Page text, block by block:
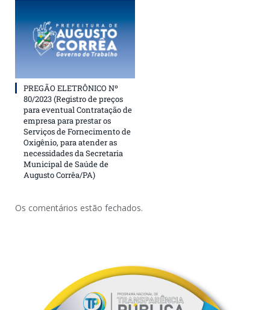
PREGÃO ELETRÔNICO Nº
80/2023 (Registro de preços
para eventual Contratação de
empresa para prestar os
Serviços de Fornecimento de
Oxigênio, para atender as
necessidades da Secretaria
Municipal de Saúde de
Augusto Corrêa/PA)
Os comentários estão fechados.